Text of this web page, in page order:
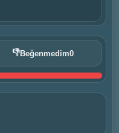
👎Beğenmedim0